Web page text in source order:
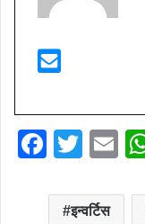
F
c
T
tt
E
इन्वर्टिस